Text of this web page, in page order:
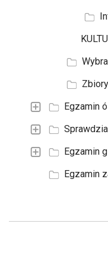
Egzamin
Egzamin
Egzamin